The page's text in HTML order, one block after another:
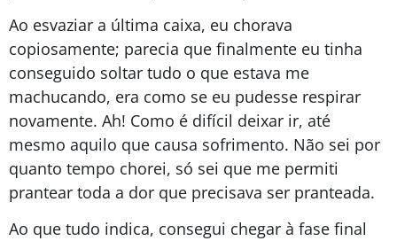
Ao esvaziar a última caixa, eu chorava
copiosamente; parecia que finalmente eu tinha
conseguido soltar tudo o que estava me
machucando, era como se eu pudesse respirar
novamente. Ah! Como é difícil deixar ir, até
mesmo aquilo que causa sofrimento. Não sei por
quanto tempo chorei, só sei que me permiti
prantear toda a dor que precisava ser pranteada.
Ao que tudo indica, consegui chegar à fase final